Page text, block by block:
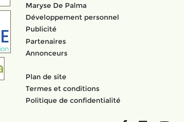
Maryse De Palma
Développement personnel
Publicité
Partenaires
Annonceurs
Plan de site
Termes et conditions
Politique de confidentialité